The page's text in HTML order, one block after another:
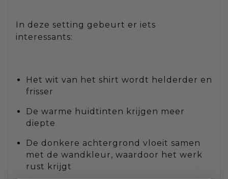
In deze setting gebeurt er iets
interessants:
Het wit van het shirt wordt helderder en
frisser
De warme huidtinten krijgen meer
diepte
De donkere achtergrond vloeit samen
met de wandkleur, waardoor het werk
rust krijgt